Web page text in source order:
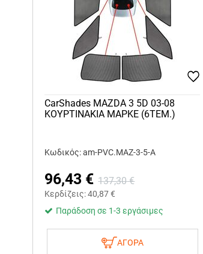
CarShades MAZDA 3 5D 03-08
ΚΟΥΡΤINAKIA ΜΑΡΚΕ (6ΤΕΜ.)
Κωδικός: am-PVC.MAZ-3-5-A
96,43 € 137,30 €
Κερδίζεις:40,87€
Παράδοση σε 1-3 εργάσιμες
ΑΓΟΡΑ